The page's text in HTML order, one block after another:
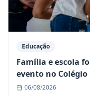
Educação
Família e escola
evento no
06/08/2026